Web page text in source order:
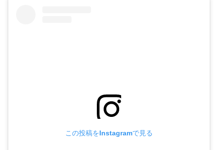
この投稿をInstagramで見る